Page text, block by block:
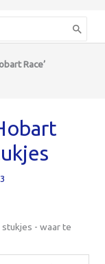
Race’
stukjes - waar te